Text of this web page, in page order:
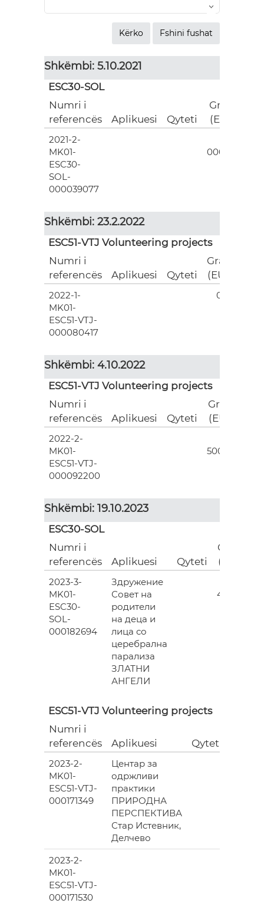
Shkëmbi: 5.10.2021
ESC30-SOL
Numri i
referencës
Aplikuesi Qyteti
Grant
(EUR)
2021-2-
MK01-
ESC30-
SOL-
000039077
000.00
Shkëmbi: 23.2.2022
ESC51-VTJ Volunteering projects
Numri i
referencës
Aplikuesi Qyteti
Grant
(EUR)
2022-1-
MK01-
ESC51-VTJ-
000080417
0.00
Shkëmbi: 4.10.2022
ESC51-VTJ Volunteering projects
Numri i
referencës
Aplikuesi Qyteti
Grant
(EUR)
2022-2-
MK01-
ESC51-VTJ-
000092200
500.00
Shkëmbi: 19.10.2023
ESC30-SOL
Numri i
referencës
Aplikuesi Qyteti
Grant
(EUR)
2023-3-
MK01-
ESC30-
SOL-
000182694
Здружение
Совет на
родители
на деца и
лица со
церебрална
парализа
ЗЛАТНИ
АНГЕЛИ
493.00
ESC51-VTJ Volunteering projects
Numri i
referencës
Aplikuesi Qyteti
2023-2-
MK01-
ESC51-VTJ-
000171349
Центар за
одржливи
практики
ПРИРОДНА
ПЕРСПЕКТИВА
Стар Истевник,
Делчево
2023-2-
MK01-
ESC51-VTJ-
000171530